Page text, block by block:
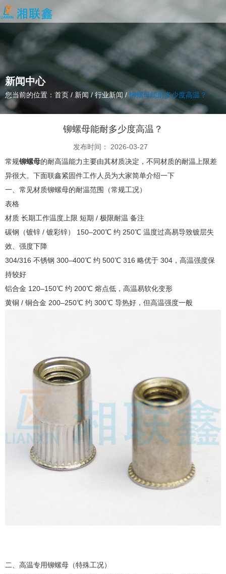
新闻中心
您当前的位置：首页 / 新闻 /行业新闻 / 铆螺母能耐多少度高温？
铆螺母能耐多少度高温？
发布时间： 2026-03-27
常规铆螺母的耐高温能力主要由其材质决定，不同材质的耐温上限差
异很大。下面联鑫紧固件工作人员为大家简单介绍一下
一、常见材质铆螺母的耐温范围（常规工况）
表格
材质 长期工作温度上限 短期 / 极限耐温 备注
碳钢（镀锌 / 镀彩锌） 150–200℃ 约 250℃ 温度过高易导致镀层失
效、强度下降
304/316 不锈钢 300–400℃ 约 500℃ 316 略优于 304，高温强度保
持较好
铝合金 120–150℃ 约 200℃ 熔点低，高温易软化变形
黄铜 / 铜合金 200–250℃ 约 300℃ 导热好，但高温强度一般
二、高温专用铆螺母（特殊工况）